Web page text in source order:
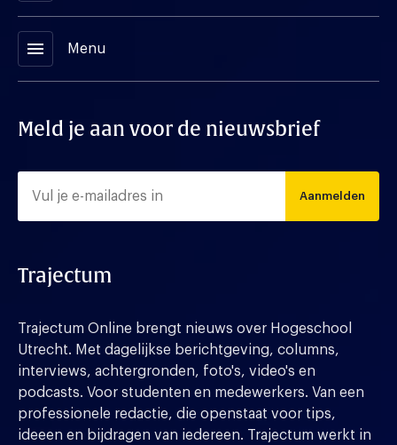
menu Menu
Meld je aan voor de nieuwsbrief
Aanmelden
Trajectum
Trajectum Online brengt nieuws over Hogeschool
Utrecht. Met dagelijkse berichtgeving, columns,
interviews, achtergronden, foto's, video's en
podcasts. Voor studenten en medewerkers. Van een
professionele redactie, die openstaat voor tips,
ideeen en bijdragen van iedereen. Trajectum werkt in